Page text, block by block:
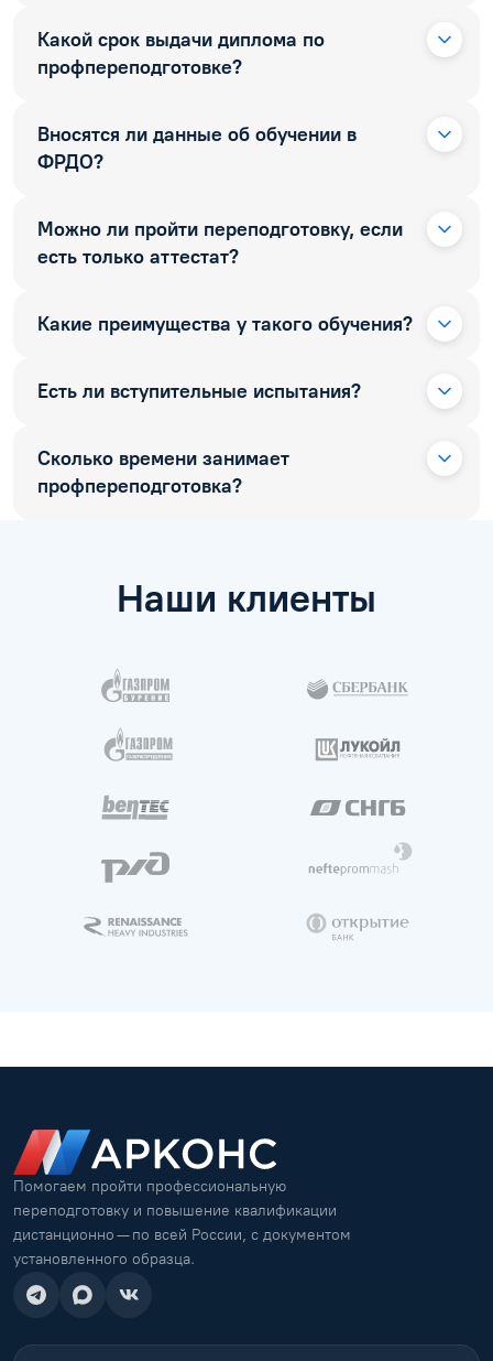
Какой срок выдачи диплома по
профпереподготовке?
Вносятся ли данные об обучении в
ФРДО?
Можно ли пройти переподготовку, если
есть только аттестат?
Какие преимущества у такого обучения?
Есть ли вступительные испытания?
Сколько времени занимает
профпереподготовка?
Наши клиенты
Помогаем пройти профессиональную
переподготовку и повышение квалификации
дистанционно — по всей России, с документом
установленного образца.